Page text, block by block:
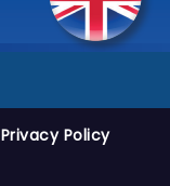
Privacy Policy